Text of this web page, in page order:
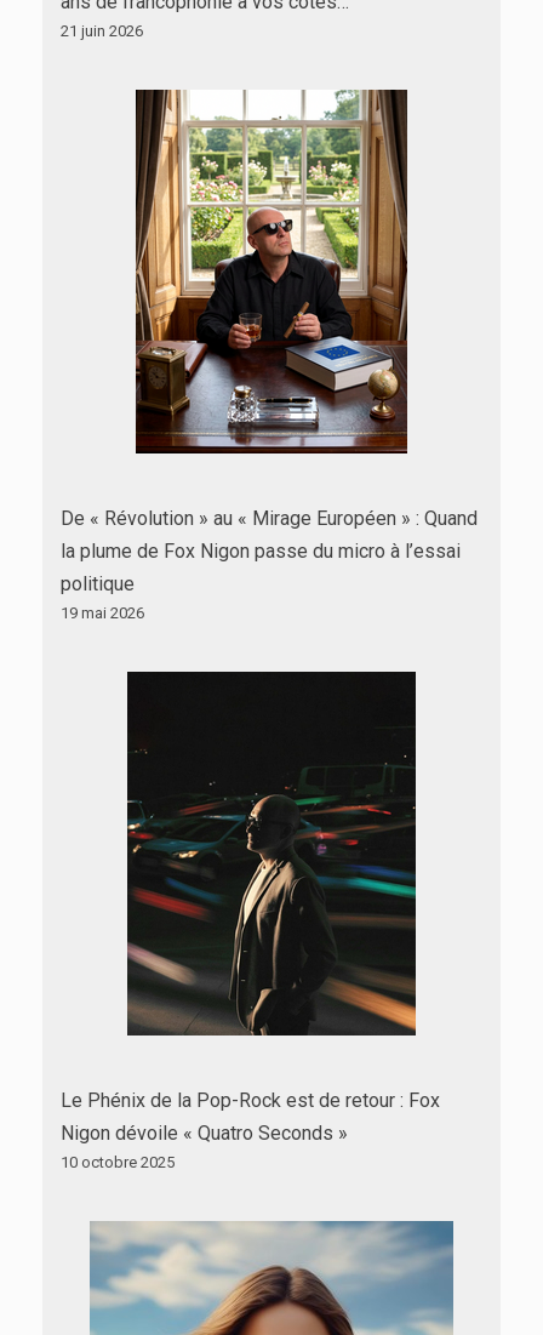
21 juin 2026
De « Révolution » au « Mirage Européen » : Quand
la plume de Fox Nigon passe du micro à l’essai
politique
19 mai 2026
Le Phénix de la Pop-Rock est de retour : Fox
Nigon dévoile « Quatro Seconds »
10 octobre 2025